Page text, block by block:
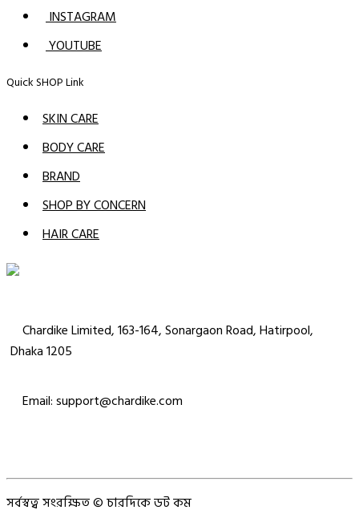
INSTAGRAM
YOUTUBE
Quick SHOP Link
SKIN CARE
BODY CARE
BRAND
SHOP BY CONCERN
HAIR CARE
Chardike Limited, 163-164, Sonargaon Road, Hatirpool,
Dhaka 1205
Email: support@chardike.com
সর্বস্বত্ব সংরক্ষিত © চারদিকে ডট কম